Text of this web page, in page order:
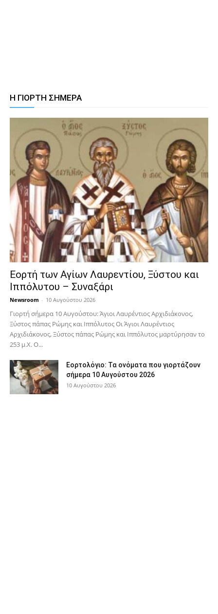
Η ΓΙΟΡΤΗ ΣΗΜΕΡΑ
Εορτή των Αγίων Λαυρεντίου, Ξύστου και
Ιππόλυτου – Συναξάρι
Newsroom - 10 Αυγούστου 2026
Γιορτή σήμερα 10 Αυγούστου: Άγιοι Λαυρέντιος Αρχιδιάκονος,
Ξύστος πάπας Ρώμης και Ιππόλυτος Οι Άγιοι Λαυρέντιος
Αρχιδιάκονος, Ξύστος πάπας Ρώμης και Ιππόλυτος μαρτύρησαν το
253 μ.Χ. Ο...
Εορτολόγιο: Τα ονόματα που γιορτάζουν
σήμερα 10 Αυγούστου 2026
10 Αυγούστου 2026